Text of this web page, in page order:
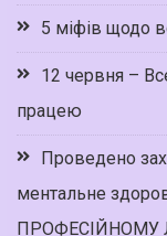
5 міфів щодо
12 червня –
працею
Проведено
ментальне
ПРОФЕСІЙНОМУ